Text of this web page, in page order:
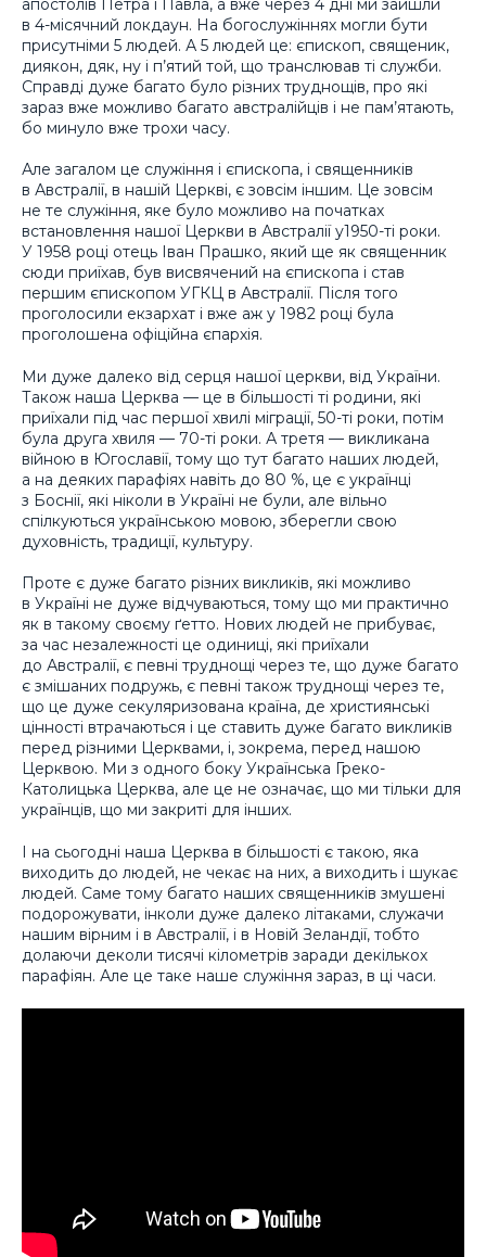
в 4-місячний локдаун. На богослужіннях могли бути
присутніми 5 людей. А 5 людей це: єпископ, священик,
диякон, дяк, ну і п’ятий той, що транслював ті служби.
Справді дуже багато було різних труднощів, про які
зараз вже можливо багато австралійців і не пам’ятають,
бо минуло вже трохи часу.
Але загалом це служіння і єпископа, і священників
в Австралії, в нашій Церкві, є зовсім іншим. Це зовсім
не те служіння, яке було можливо на початках
встановлення нашої Церкви в Австралії у1950-ті роки.
У 1958 році отець Іван Прашко, який ще як священник
сюди приїхав, був висвячений на єпископа і став
першим єпископом УГКЦ в Австралії. Після того
проголосили екзархат і вже аж у 1982 році була
проголошена офіційна єпархія.
Ми дуже далеко від серця нашої церкви, від України.
Також наша Церква — це в більшості ті родини, які
приїхали під час першої хвилі міграції, 50-ті роки, потім
була друга хвиля — 70-ті роки. А третя — викликана
війною в Югославії, тому що тут багато наших людей,
а на деяких парафіях навіть до 80 %, це є українці
з Боснії, які ніколи в Україні не були, але вільно
спілкуються українською мовою, зберегли свою
духовність, традиції, культуру.
Проте є дуже багато різних викликів, які можливо
в Україні не дуже відчуваються, тому що ми практично
як в такому своєму ґетто. Нових людей не прибуває,
за час незалежності це одиниці, які приїхали
до Австралії, є певні труднощі через те, що дуже багато
є змішаних подружь, є певні також труднощі через те,
що це дуже секуляризована країна, де християнські
цінності втрачаються і це ставить дуже багато викликів
перед різними Церквами, і, зокрема, перед нашою
Церквою. Ми з одного боку Українська Греко-
Католицька Церква, але це не означає, що ми тільки для
українців, що ми закриті для інших.
І на сьогодні наша Церква в більшості є такою, яка
виходить до людей, не чекає на них, а виходить і шукає
людей. Саме тому багато наших священників змушені
подорожувати, інколи дуже далеко літаками, служачи
нашим вірним і в Австралії, і в Новій Зеландії, тобто
долаючи деколи тисячі кілометрів заради декількох
парафіян. Але це таке наше служіння зараз, в ці часи.